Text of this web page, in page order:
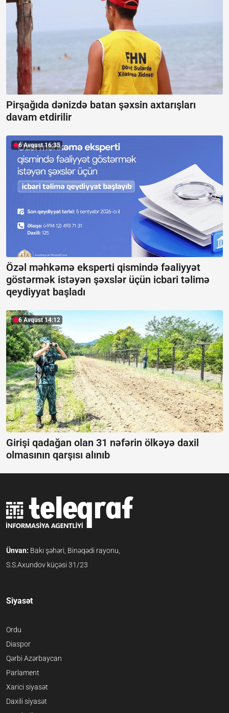
Pirşağıda dənizdə batan şəxsin axtarışları
davam etdirilir
6 Avqust 16:35
Özəl məhkəmə eksperti qismində fəaliyyət
göstərmək istəyən şəxslər üçün icbari təlimə
qeydiyyat başladı
6 Avqust 14:12
Girişi qadağan olan 31 nəfərin ölkəyə daxil
olmasının qarşısı alınıb
Ünvan: Bakı şəhəri, Binəqədi rayonu,
S.S.Axundov küçəsi 31/23
Siyasət
Ordu
Diaspor
Qərbi Azərbaycan
Parlament
Xarici siyasət
Daxili siyasət